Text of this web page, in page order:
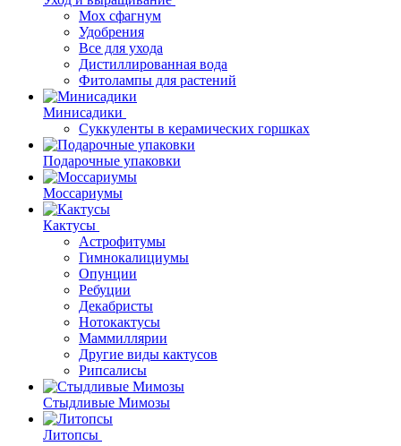
Мох сфагнум
Удобрения
Все для ухода
Дистиллированная вода
Фитолампы для растений
Минисадики
Суккуленты в керамических горшках
Подарочные упаковки
Моссариумы
Кактусы
Астрофитумы
Гимнокалициумы
Опунции
Ребуции
Декабристы
Нотокактусы
Маммиллярии
Другие виды кактусов
Рипсалисы
Стыдливые Мимозы
Литопсы